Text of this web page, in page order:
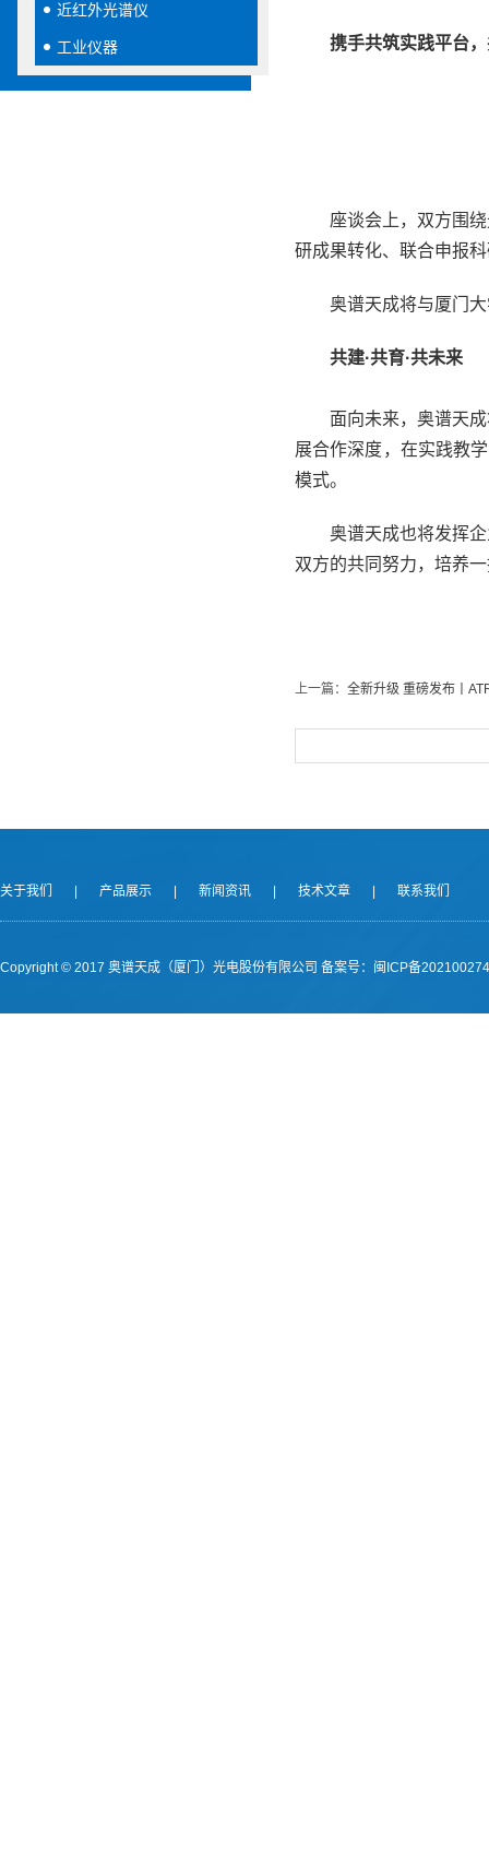
近红外光谱仪
工业仪器 携手共筑实践平台
座谈会上，双方围
研成果转化、联合申报
奥谱天成将与厦门
共建·共育·共未来
面向未来，奥谱天
展合作深度，在实践教
模式。
奥谱天成也将发挥
双方的共同努力，培养
上一篇： 全新升级 重磅发布丨
关于我们 产品展示 新闻资讯 技术文章 联系我们
Copyright © 2017 奥谱天成（厦门）光电股份有限公司 备案号：闽ICP备